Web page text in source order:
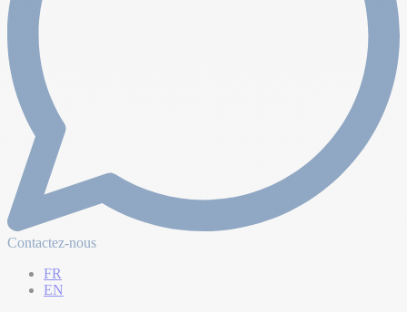
Contactez-nous
FR
EN